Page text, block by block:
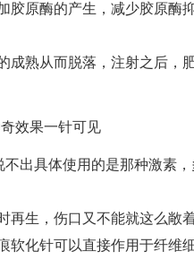
原酶的产生，减少胶原酶
熟从而脱落，注射之后，
出具体使用的是那种激素
生，伤口又不能就这么敞
化针可以直接作用于纤维